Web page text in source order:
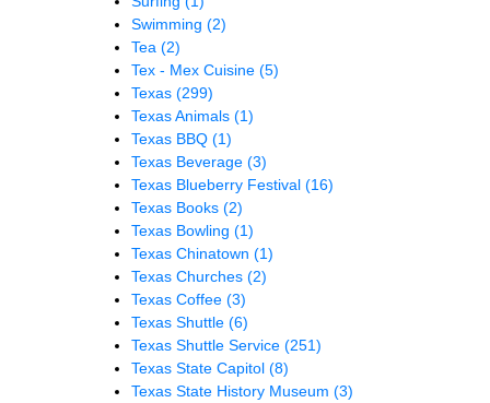
Swimming (2)
Tea (2)
Tex - Mex Cuisine (5)
Texas (299)
Texas Animals (1)
Texas BBQ (1)
Texas Beverage (3)
Texas Blueberry Festival (16)
Texas Books (2)
Texas Bowling (1)
Texas Chinatown (1)
Texas Churches (2)
Texas Coffee (3)
Texas Shuttle (6)
Texas Shuttle Service (251)
Texas State Capitol (8)
Texas State History Museum (3)